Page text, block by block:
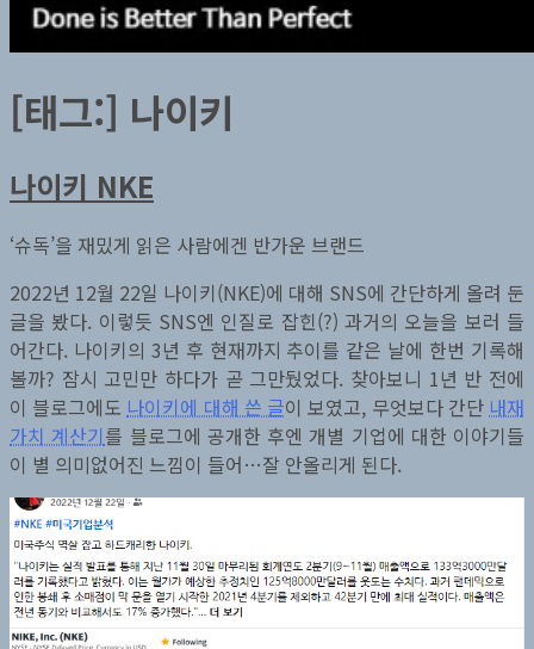
[태그:] 나이키
나이키 NKE
‘슈독’을 재밌게 읽은 사람에겐 반가운 브랜드
2022년 12월 22일 나이키(NKE)에 대해 SNS에 간단하게 올려 둔
글을 봤다. 이렇듯 SNS엔 인질로 잡힌(?) 과거의 오늘을 보러 들
어간다. 나이키의 3년 후 현재까지 추이를 같은 날에 한번 기록해
볼까? 잠시 고민만 하다가 곧 그만뒀었다. 찾아보니 1년 반 전에
이 블로그에도 나이키에 대해 쓴 글이 보였고, 무엇보다 간단 내재
가치 계산기를 블로그에 공개한 후엔 개별 기업에 대한 이야기들
이 별 의미없어진 느낌이 들어…잘 안올리게 된다.